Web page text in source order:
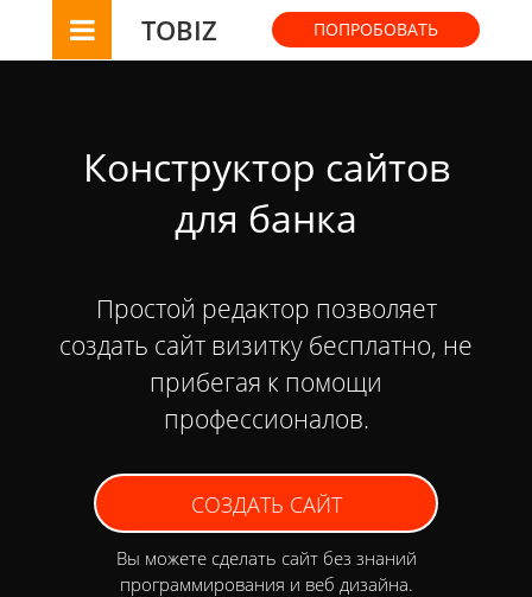
TOBIZ ПОПРОБОВАТЬ
Конструктор сайтов
для банка
Простой редактор позволяет
создать сайт визитку бесплатно, не
прибегая к помощи
профессионалов.
СОЗДАТЬ САЙТ
Вы можете сделать сайт без знаний
программирования и веб дизайна.